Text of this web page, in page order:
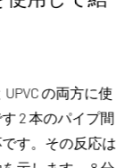
にお届けし
（寧波）
新たな材料
建設し、改
の両方に使
2 本のパイプ間
す。その反応は